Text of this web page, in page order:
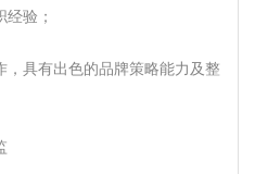
验；
，具有出色的品牌策略能力及整